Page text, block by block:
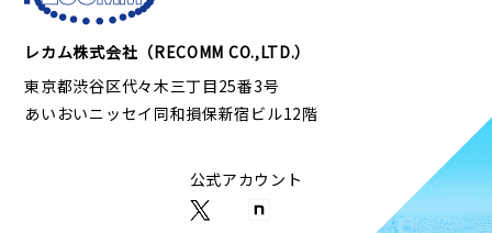
レカム株式会社（RECOMM CO.,LTD.）
東京都渋谷区代々木三丁目25番3号
あいおいニッセイ同和損保新宿ビル12階
公式アカウント